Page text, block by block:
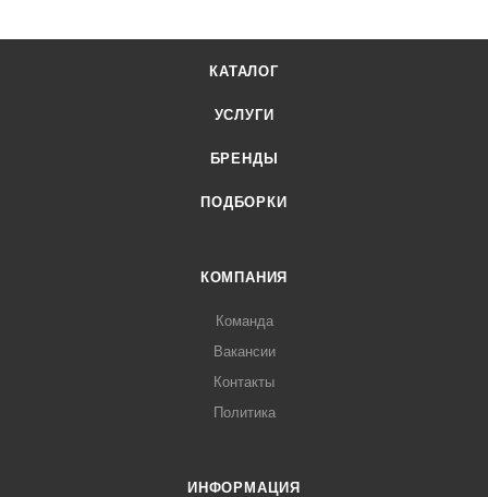
КАТАЛОГ
УСЛУГИ
БРЕНДЫ
ПОДБОРКИ
КОМПАНИЯ
Команда
Вакансии
Контакты
Политика
ИНФОРМАЦИЯ